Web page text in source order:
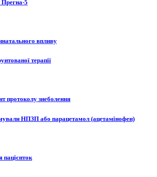
Прегна-5
впливу
терапії
протоколу знеболення
НПЗП або парацетамол (ацетамінофен)
пацієнток